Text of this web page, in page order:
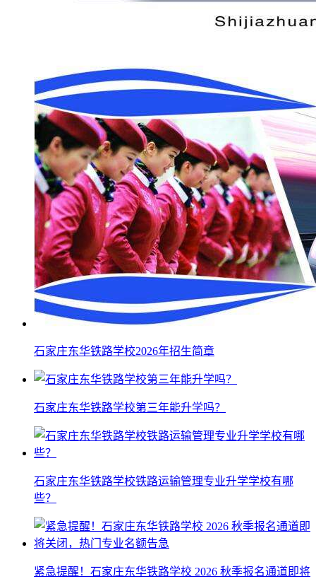
石家庄东华铁路学校2026年招生简章
石家庄东华铁路学校第三年能升学吗？
石家庄东华铁路学校铁路运输管理专业升学学校有哪
些？
紧急提醒！石家庄东华铁路学校 2026 秋季报名通道即将